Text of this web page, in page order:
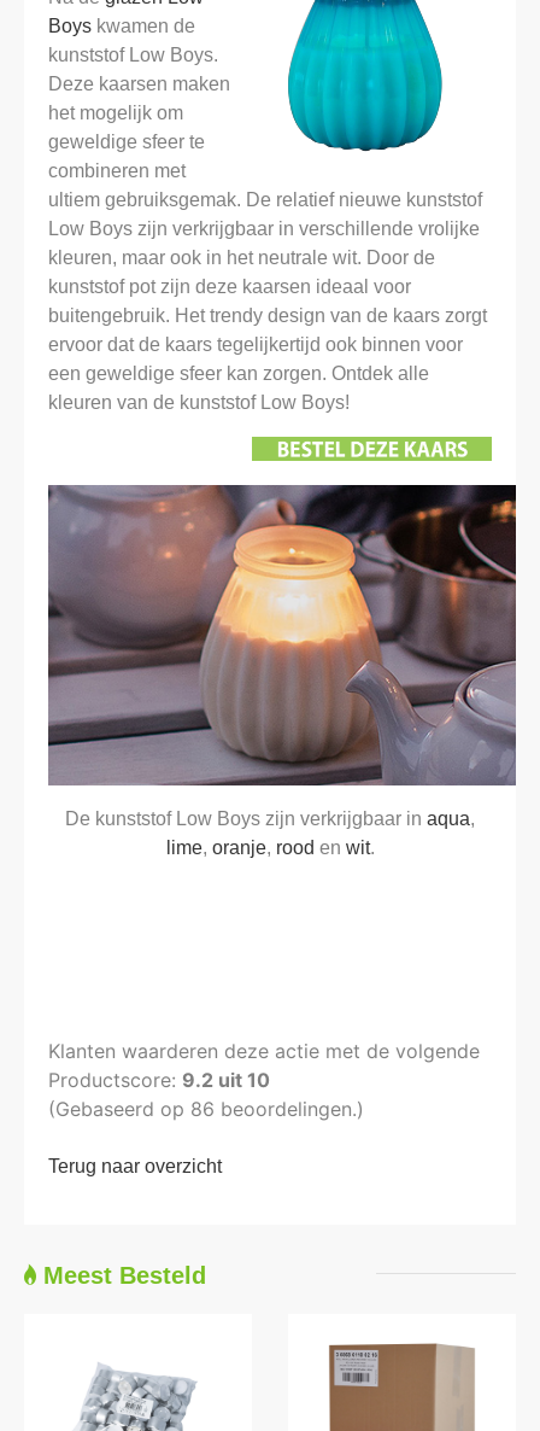
Boys kwamen de
kunststof Low Boys.
Deze kaarsen maken
het mogelijk om
geweldige sfeer te
combineren met
ultiem gebruiksgemak. De relatief nieuwe kunststof
Low Boys zijn verkrijgbaar in verschillende vrolijke
kleuren, maar ook in het neutrale wit. Door de
kunststof pot zijn deze kaarsen ideaal voor
buitengebruik. Het trendy design van de kaars zorgt
ervoor dat de kaars tegelijkertijd ook binnen voor
een geweldige sfeer kan zorgen. Ontdek alle
kleuren van de kunststof Low Boys!
De kunststof Low Boys zijn verkrijgbaar in aqua,
lime, oranje, rood en wit.
Klanten waarderen deze actie met de volgende
Productscore: 9.2 uit 10
(Gebaseerd op 86 beoordelingen.)
Terug naar overzicht
Meest Besteld